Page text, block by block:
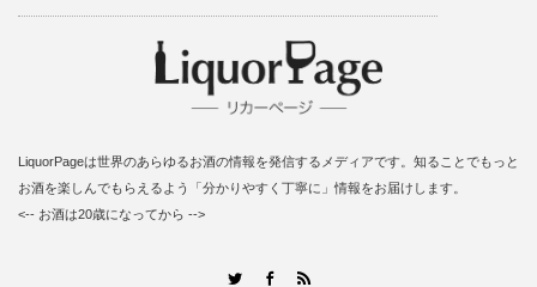
LiquorPageは世界のあらゆるお酒の情報を発信するメディアです。知ることでもっと
お酒を楽しんでもらえるよう「分かりやすく丁寧に」情報をお届けします。
<-- お酒は20歳になってから -->
TwitterFacebook